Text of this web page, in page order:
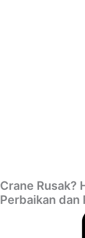
Crane Rusak?
Perbaikan dan